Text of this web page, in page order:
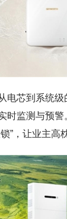
电芯到系统级
时监测与预
”，让业主高